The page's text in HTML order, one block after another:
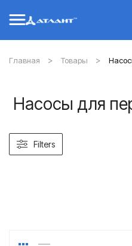
Главная Товары
Насосы для
Filters